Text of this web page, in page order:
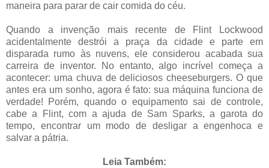
maneira para parar de cair comida do céu.
Quando a invenção mais recente de Flint Lockwood
acidentalmente destrói a praça da cidade e parte em
disparada rumo às nuvens, ele considerou acabada sua
carreira de inventor. No entanto, algo incrível começa a
acontecer: uma chuva de deliciosos cheeseburgers. O que
antes era um sonho, agora é fato: sua máquina funciona de
verdade! Porém, quando o equipamento sai de controle,
cabe a Flint, com a ajuda de Sam Sparks, a garota do
tempo, encontrar um modo de desligar a engenhoca e
salvar a pátria.
Leia Também: